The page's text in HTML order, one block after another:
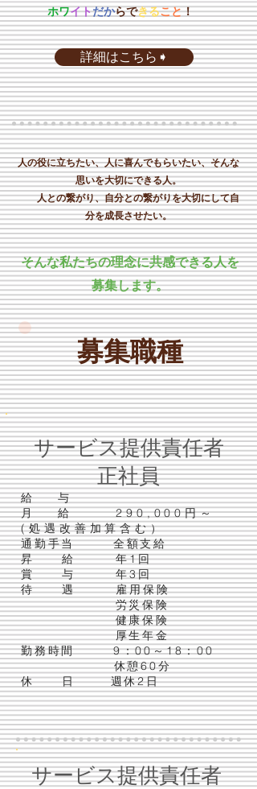
ホワイトだからできること！
詳細はこちら➧
​人の役に立ちたい、人に喜んでもらいたい、そんな
思いを大切にできる人。
人との繋がり、自分との繋がりを大切にして自
分を成長させたい。
​そんな私たちの理念に共感できる人を
募集します。
​募集職種
給 与
月 給290,000円～
(処遇改善加算含む）
通勤手当 全額支給
昇 給 年1回
賞 与 年3回
待 遇雇用保険
労災保険
健康保険
厚生年金​
勤務時間 9：00～18：00
休憩60分
休 日 週休2日
サービス提供責任者
正社員
サービス提供責任者